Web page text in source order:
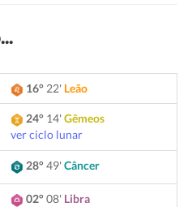
16°22' Leão
24° 14'Gêmeos
ver ciclo lunar
28°49'Câncer
02°08' Libra